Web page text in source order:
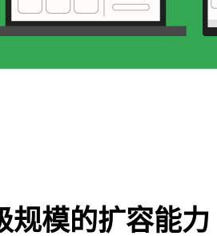
规模的扩容能力